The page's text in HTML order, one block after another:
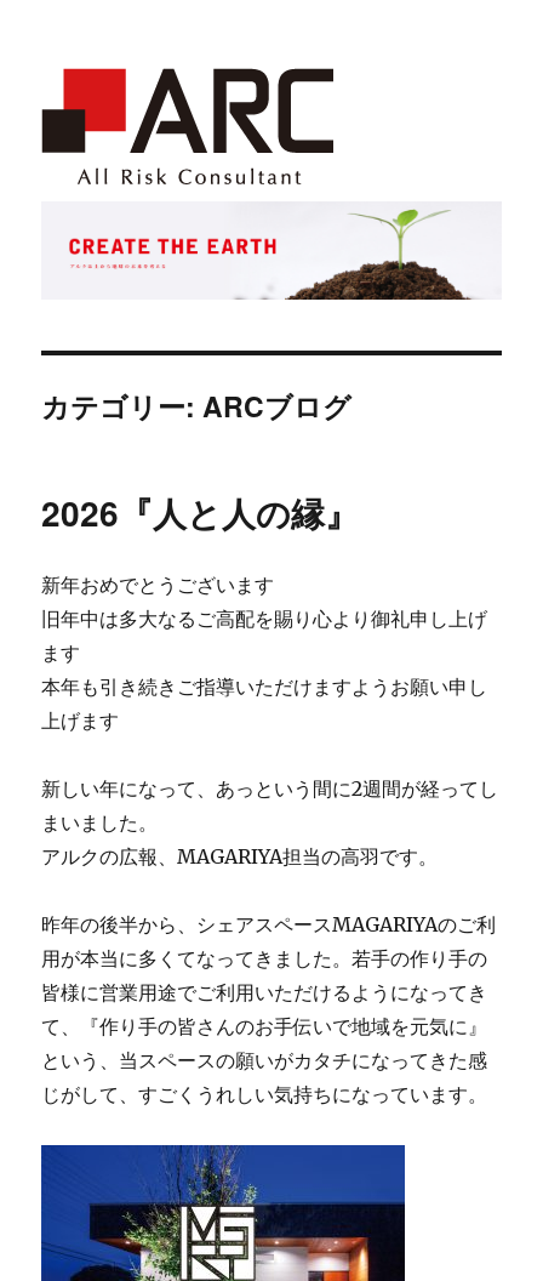
カテゴリー: ARCブログ
2026『人と人の縁』
新年おめでとうございます
旧年中は多大なるご高配を賜り心より御礼申し上げ
ます
本年も引き続きご指導いただけますようお願い申し
上げます
新しい年になって、あっという間に2週間が経ってし
まいました。
アルクの広報、MAGARIYA担当の高羽です。
昨年の後半から、シェアスペースMAGARIYAのご利
用が本当に多くてなってきました。若手の作り手の
皆様に営業用途でご利用いただけるようになってき
て、『作り手の皆さんのお手伝いで地域を元気に』
という、当スペースの願いがカタチになってきた感
じがして、すごくうれしい気持ちになっています。